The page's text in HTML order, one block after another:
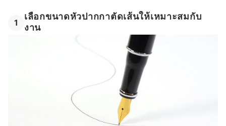
1
เลือกขนาดหัวปากกาตัดเส้นให้เหมาะสมกับ
งาน